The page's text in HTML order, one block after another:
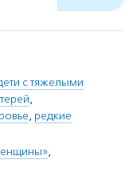
с тяжелыми
,
, редкие
,